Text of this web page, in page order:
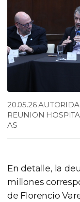
20.05.26
REUNION
AS
En detalle, la
millones
de Florencio